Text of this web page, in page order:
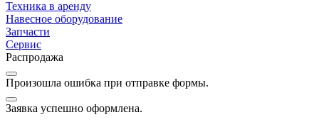
Техника в аренду
Навесное оборудование
Запчасти
Сервис
Распродажа
Произошла ошибка при отправке формы.
Заявка успешно оформлена.